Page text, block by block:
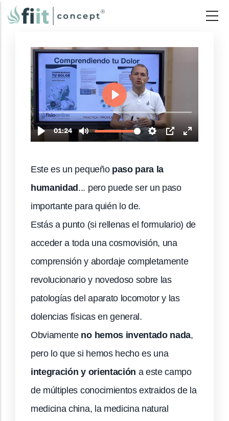
Pasar
contenido
Este es un pequeño paso para la
humanidad... pero puede ser un paso
importante para quién lo de.
Estás a punto (si rellenas el formulario) de
acceder a toda una cosmovisión, una
comprensión y abordaje completamente
revolucionario y novedoso sobre las
patologías del aparato locomotor y las
dolencias físicas en general.
Obviamente no hemos inventado nada,
pero lo que si hemos hecho es una
integración y orientación a este campo
de múltiples conocimientos extraidos de la
medicina china, la medicina natural